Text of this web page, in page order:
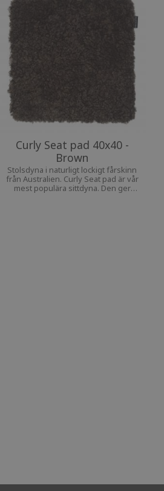
Curly Seat pad 40x40 -
Brown
Stolsdyna i naturligt lockigt fårskinn
från Australien. Curly Seat pad är vår
mest populära sittdyna. Den ger